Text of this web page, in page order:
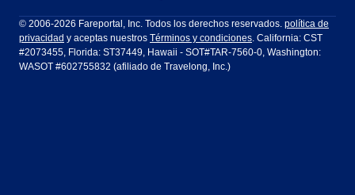
LATAM Airlines Lufthansa
Air Europa Turkish Airlines
Ft Lauderdale Honolulu
Houston Las Vegas
Miami
Dublín Frankfurt
Guadalajara Lima
© 2006-2026 Fareportal, Inc. Todos los derechos reservados. política de
privacidad y aceptas nuestros Términos y condiciones. California: CST
#2073455, Florida: ST37449, Hawaii - SOT#TAR-7560-0, Washington:
WASOT #602755832 (afiliado de Travelong, Inc.)